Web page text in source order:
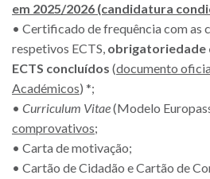
em 2025/2026 (candidatura
• Certificado de frequência com as
respetivos ECTS, obrigatoriedade
ECTS concluídos (documento
Académicos) *;
• Curriculum Vitae(Modelo
comprovativos;
• Carta de motivação;
• Cartão de Cidadão e Cartão de